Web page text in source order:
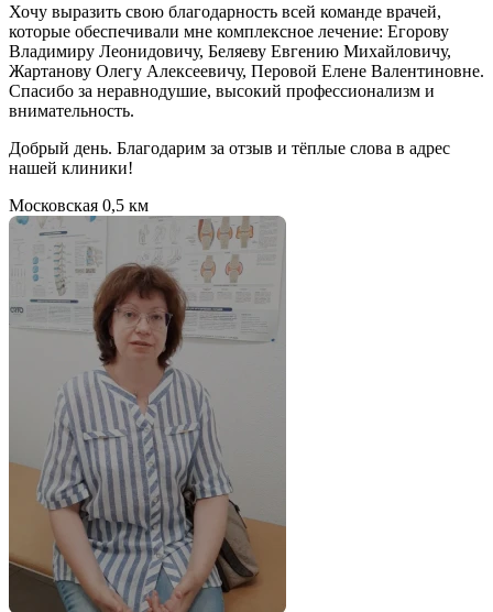
Хочу выразить свою благодарность всей команде врачей,
которые обеспечивали мне комплексное лечение: Егорову
Владимиру Леонидовичу, Беляеву Евгению Михайловичу,
Жартанову Олегу Алексеевичу, Перовой Елене Валентиновне.
Спасибо за неравнодушие, высокий профессионализм и
внимательность.
Добрый день. Благодарим за отзыв и тёплые слова в адрес
нашей клиники!
Московская 0,5 км